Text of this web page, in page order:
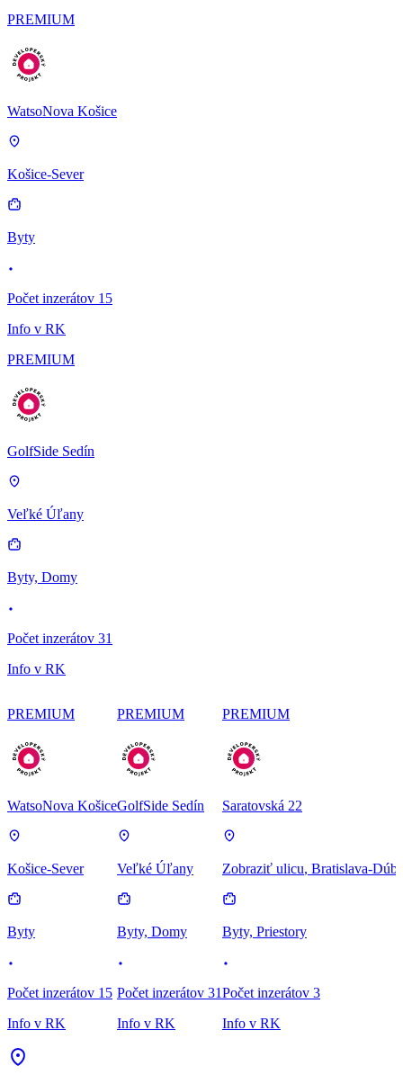
PREMIUM
WatsoNova Košice
Košice-Sever
Byty
Počet inzerátov 15
Info v RK
PREMIUM
GolfSide Sedín
Veľké Úľany
Byty, Domy
Počet inzerátov 31
Info v RK
PREMIUM
WatsoNova Košice
Košice-Sever
Byty
Počet inzerátov 15
Info v RK
PREMIUM
GolfSide Sedín
Veľké Úľany
Byty, Domy
Počet inzerátov 31
Info v RK
PREMIUM
Saratovská 22
Zobraziť ulicu, Bratislava-
Byty, Priestory
Počet inzerátov 3
Info v RK